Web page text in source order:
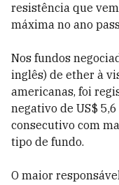
resistência que
máxima no ano
Nos fundos
inglês) de ether à
americanas, foi
negativo de US$
consecutivo com
tipo de fundo.
O maior